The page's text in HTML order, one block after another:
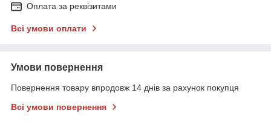
Оплата за реквізитами
Всі умови оплати
Умови повернення
Повернення товару впродовж 14 днів за рахунок покупця
Всі умови повернення